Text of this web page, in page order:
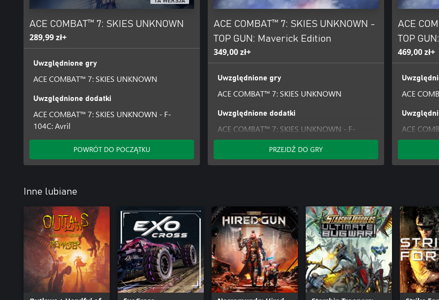
ACE COMBAT™ 7: SKIES UNKNOWN
289,99 zł+
Uwzględnione gry
ACE COMBAT™ 7: SKIES UNKNOWN
Uwzględnione dodatki
ACE COMBAT™ 7: SKIES UNKNOWN - F-
104C: Avril
POWRÓT DO POCZĄTKU
ACE COMBAT™ 7: SKIES UNKNOWN -
TOP GUN: Maverick Edition
349,00 zł+
Uwzględnione gry
ACE COMBAT™ 7: SKIES UNKNOWN
Uwzględnione dodatki
ACE COMBAT™ 7: SKIES UNKNOWN - F-
104C: Avril
ACE COMBAT™ 7: SKIES UNKNOWN - TOP
GUN: Maverick Aircraft Set-
PRZEJDŹ DO GRY
ACE
TOP
469,00 zł+
ACE
ACE
104C: Avril
ACE
Popular
GUN:
ACE
Pass
Inne lubiane